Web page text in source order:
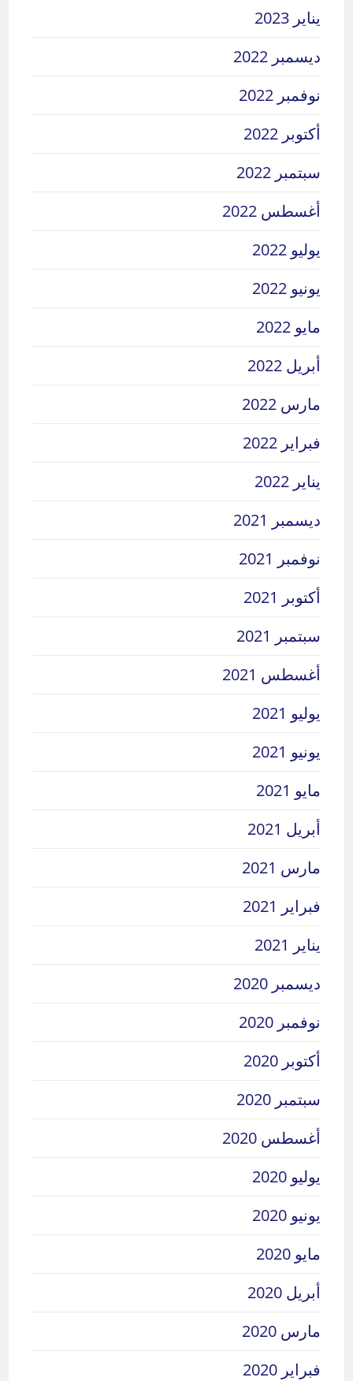
يناير 2023
ديسمبر 2022
نوفمبر 2022
أكتوبر 2022
سبتمبر 2022
أغسطس 2022
يوليو 2022
يونيو 2022
مايو 2022
أبريل 2022
مارس 2022
فبراير 2022
يناير 2022
ديسمبر 2021
نوفمبر 2021
أكتوبر 2021
سبتمبر 2021
أغسطس 2021
يوليو 2021
يونيو 2021
مايو 2021
أبريل 2021
مارس 2021
فبراير 2021
يناير 2021
ديسمبر 2020
نوفمبر 2020
أكتوبر 2020
سبتمبر 2020
أغسطس 2020
يوليو 2020
يونيو 2020
مايو 2020
أبريل 2020
مارس 2020
فبراير 2020